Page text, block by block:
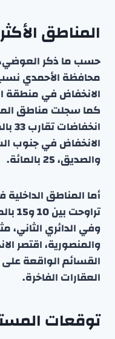
المناطق
حسب ما ذكر العوضي،
محافظة الأحمدي
كما سجلت مناطق
الانخفاض في جنوب
والصديق، 25 بالمائة.
أما المناطق
وفي الدائري الثاني،
والمنصورية، اقتصر
القسائم الواقعة
العقارات الفاخرة.
توقعات